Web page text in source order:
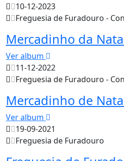
10-12-2023
Freguesia de Furadouro -
Mercadinho da
Ver album
11-12-2022
Freguesia de Furadouro -
Mercadinho de
Ver album
19-09-2021
Freguesia de Furadouro